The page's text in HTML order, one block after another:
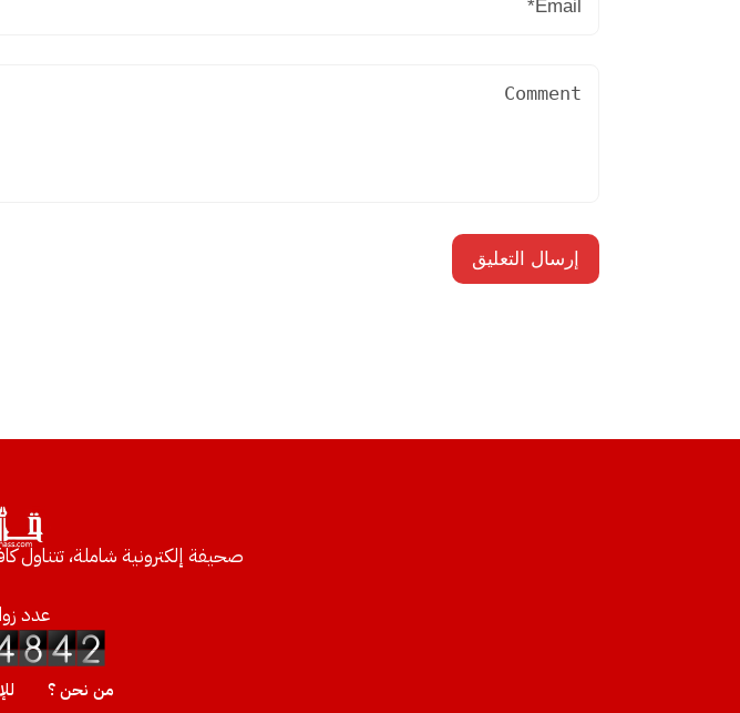
صحيفة إلكترونية شاملة، تتناول
عدد
من نحن ؟